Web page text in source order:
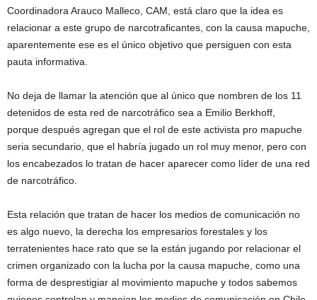
Coordinadora Arauco Malleco, CAM, está claro que la idea es
relacionar a este grupo de narcotraficantes, con la causa mapuche,
aparentemente ese es el único objetivo que persiguen con esta
pauta informativa.
No deja de llamar la atención que al único que nombren de los 11
detenidos de esta red de narcotráfico sea a Emilio Berkhoff,
porque después agregan que el rol de este activista pro mapuche
seria secundario, que el habría jugado un rol muy menor, pero con
los encabezados lo tratan de hacer aparecer como líder de una red
de narcotráfico.
Esta relación que tratan de hacer los medios de comunicación no
es algo nuevo, la derecha los empresarios forestales y los
terratenientes hace rato que se la están jugando por relacionar el
crimen organizado con la lucha por la causa mapuche, como una
forma de desprestigiar al movimiento mapuche y todos sabemos